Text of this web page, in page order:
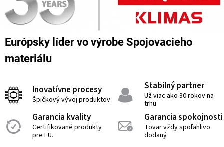
Európsky líder vo výrobe Spojovacieho
materiálu
Inovatívne procesy
Špičkový vývoj produktov
Stabilný partner
Už viac ako 30 rokov na
trhu
Garancia kvality
Certifikované produkty
pre EU.
Garancia spokojnosti
Tovar vždy spoľahlivo
dodaný